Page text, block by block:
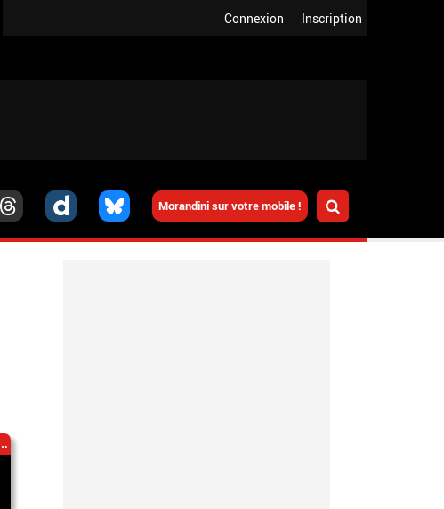
Inscription
Connexion
Morandini sur votre mobile !